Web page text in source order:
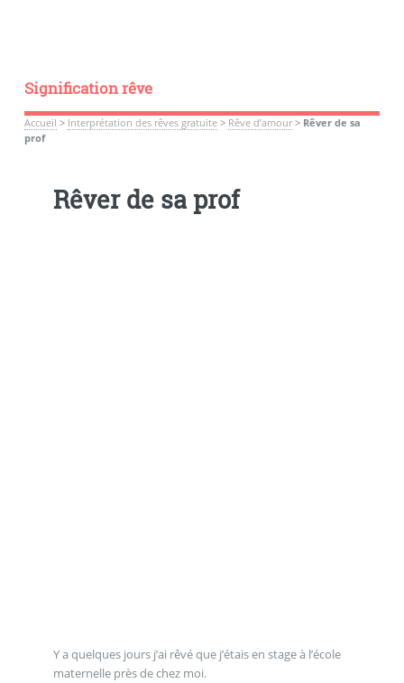
Signification rêve
Accueil > Interprétation des rêves gratuite> Rêve d’amour> Rêver de sa
prof
Rêver de sa prof
Y a quelques jours j’ai rêvé que j’étais en stage à l’école
maternelle près de chez moi.